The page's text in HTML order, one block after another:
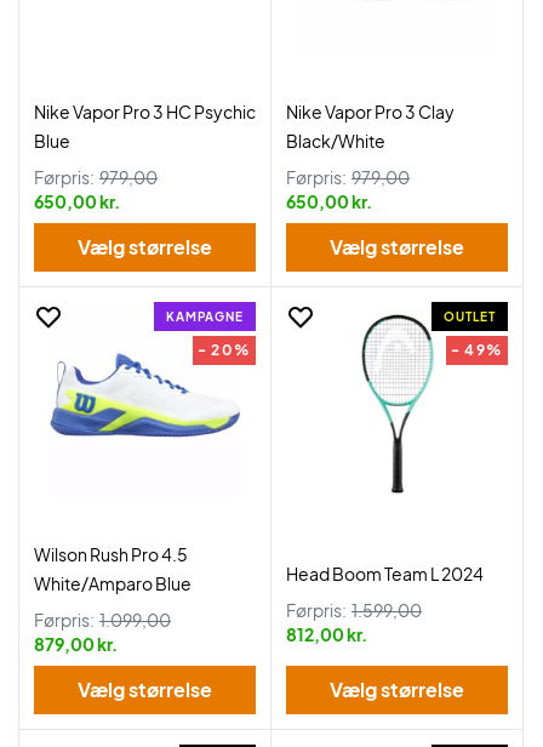
Nike Vapor Pro 3 HC Psychic
Blue
Førpris: 979,00
650,00 kr.
Vælg størrelse
Nike Vapor Pro 3 Clay
Black/White
Førpris: 979,00
650,00 kr.
Vælg størrelse
KAMPAGNE
- 20%
Wilson Rush Pro 4.5
White/Amparo Blue
Førpris: 1.099,00
879,00 kr.
Vælg størrelse
OUTLET
- 49%
Head Boom Team L 2024
Førpris: 1.599,00
812,00 kr.
Vælg størrelse